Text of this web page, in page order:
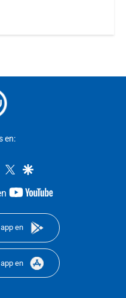
en:
instagram
twittergoogle
youtube-
en
en